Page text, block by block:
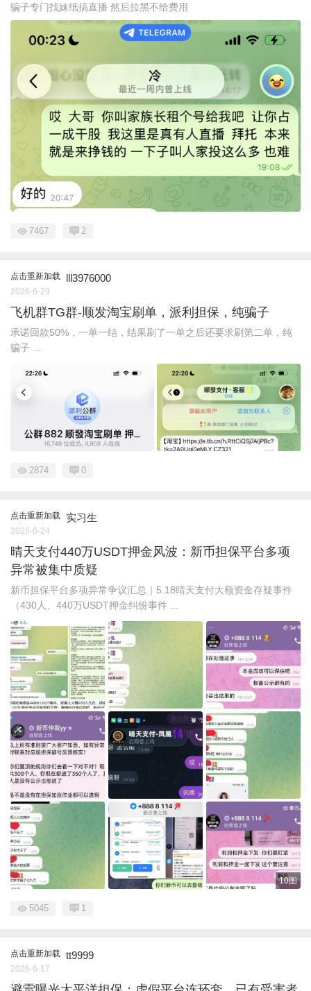
骗子专门找妹纸搞直播 然后拉黑不给费用
7467 2
点击重新加载 lll3976000
2026-6-29
飞机群TG群-顺发淘宝刷单，派利担保，纯骗子
承诺回款50%，一单一结，结果刷了一单之后还要求刷第二单，纯
骗子 ...
2874 0
点击重新加载 实习生
2026-6-24
晴天支付440万USDT押金风波：新币担保平台多项
异常被集中质疑
新币担保平台多项异常争议汇总｜5.18晴天支付大额资金存疑事件
（430人、440万USDT押金纠纷事件 ...
10图
5045 1
点击重新加载 tt9999
2026-6-17